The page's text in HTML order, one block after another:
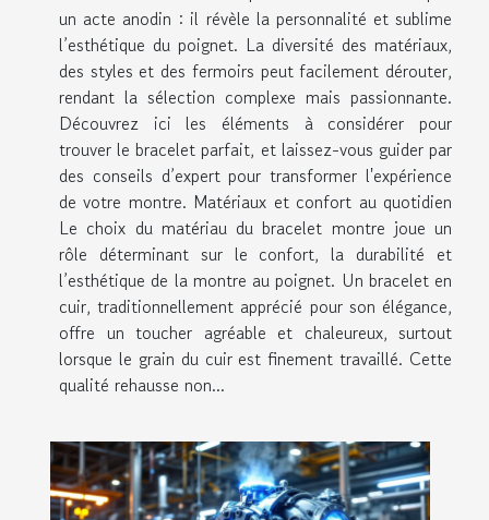
un acte anodin : il révèle la personnalité et sublime
l’esthétique du poignet. La diversité des matériaux,
des styles et des fermoirs peut facilement dérouter,
rendant la sélection complexe mais passionnante.
Découvrez ici les éléments à considérer pour
trouver le bracelet parfait, et laissez-vous guider par
des conseils d’expert pour transformer l'expérience
de votre montre. Matériaux et confort au quotidien
Le choix du matériau du bracelet montre joue un
rôle déterminant sur le confort, la durabilité et
l’esthétique de la montre au poignet. Un bracelet en
cuir, traditionnellement apprécié pour son élégance,
offre un toucher agréable et chaleureux, surtout
lorsque le grain du cuir est finement travaillé. Cette
qualité rehausse non...